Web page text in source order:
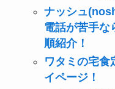
ナッシュ
電話が苦手な
順紹介！
ワタミの宅食
イページ！